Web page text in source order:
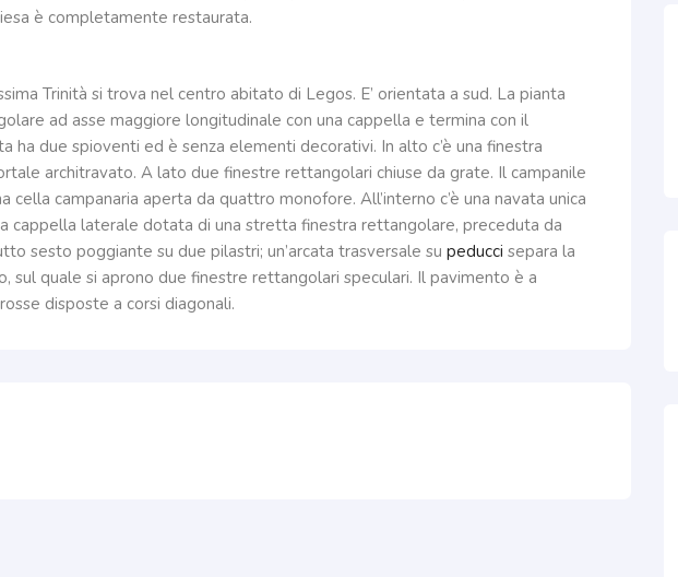
è completamente restaurata.
Trinità si trova nel centro abitato di Legos. E’ orientata a sud. La pianta
ad asse maggiore longitudinale con una cappella e termina con il
ha due spioventi ed è senza elementi decorativi. In alto c’è una finestra
architravato. A lato due finestre rettangolari chiuse da grate. Il campanile
cella campanaria aperta da quattro monofore. All’interno c’è una navata unica
cappella laterale dotata di una stretta finestra rettangolare, preceduta da
sesto poggiante su due pilastri; un’arcata trasversale su peducci separa la
sul quale si aprono due finestre rettangolari speculari. Il pavimento è a
disposte a corsi diagonali.